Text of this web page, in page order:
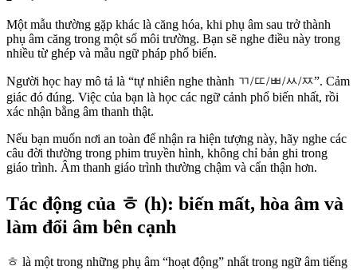
Một mẫu thường gặp khác là căng hóa, khi phụ âm sau trở thành
phụ âm căng trong một số môi trường. Bạn sẽ nghe điều này trong
nhiều từ ghép và mẫu ngữ pháp phổ biến.
Người học hay mô tả là “tự nhiên nghe thành ㄲ/ㄸ/ㅃ/ㅆ/ㅉ”. Cảm
giác đó đúng. Việc của bạn là học các ngữ cảnh phổ biến nhất, rồi
xác nhận bằng âm thanh thật.
Nếu bạn muốn nơi an toàn để nhận ra hiện tượng này, hãy nghe các
câu đời thường trong phim truyền hình, không chỉ bản ghi trong
giáo trình. Âm thanh giáo trình thường chậm và cẩn thận hơn.
Tác động của ㅎ (h): biến mất, hòa âm và
làm đổi âm bên cạnh
ㅎ là một trong những phụ âm “hoạt động” nhất trong ngữ âm tiếng